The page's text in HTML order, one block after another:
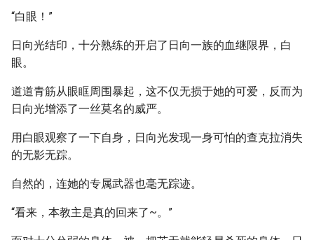
“白眼！”
日向光结印，十分熟练的开启了日向一族的血继限界，白
眼。
道道青筋从眼眶周围暴起，这不仅无损于她的可爱，反而为
日向光增添了一丝莫名的威严。
用白眼观察了一下自身，日向光发现一身可怕的查克拉消失
的无影无踪。
自然的，连她的专属武器也毫无踪迹。
“看来，本教主是真的回来了~。”